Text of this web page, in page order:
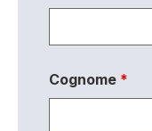
Cognome *